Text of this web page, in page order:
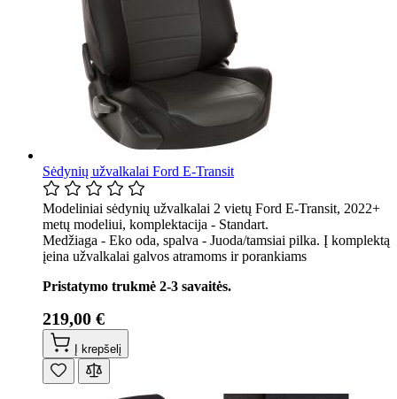
Sėdynių užvalkalai Ford E-Transit
Modeliniai sėdynių užvalkalai 2 vietų Ford E-Transit, 2022+
metų modeliui, komplektacija - Standart.
Medžiaga - Eko oda, spalva - Juoda/tamsiai pilka. Į komplektą
įeina užvalkalai galvos atramoms ir porankiams
Pristatymo trukmė 2-3 savaitės.
219,00 €
Į krepšelį